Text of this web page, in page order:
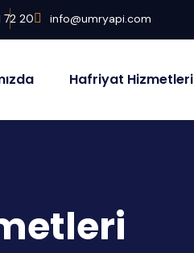
72 20 info@umryapi.com
Hafriyat Hizmetleri